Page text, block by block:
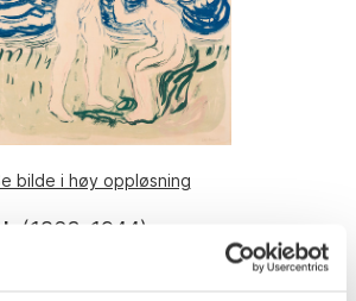
bilde i høy oppløsning
(1863-1944)